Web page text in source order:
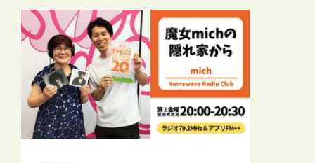
【FM-YRC】となりの崎谷(さきや)くん(あ